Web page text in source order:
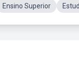
Ensino Superior